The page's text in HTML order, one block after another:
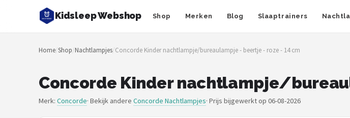
Kidsleep Webshop Shop Merken Blog Slaaptrainers
Zoeken
NAVIGATIE
Merken
Home/Shop/Nachtlampjes/Concorde Kinder nachtlampje/bureaulampje - beertje - roze - 14 cm
Concorde Kinder nachtlampje/
Merk: Concorde· Bekijk andere Concorde Nachtlampjes· Prijs bijgewerkt op 06-08-2026